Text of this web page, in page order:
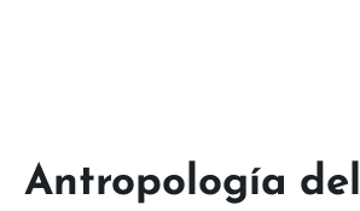
Antropología del